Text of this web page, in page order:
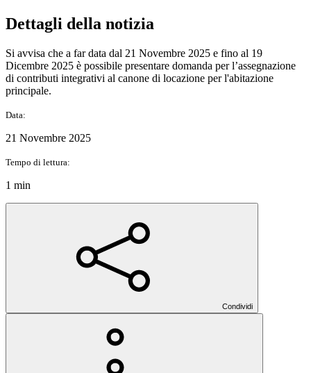
Dettagli della notizia
Si avvisa che a far data dal 21 Novembre 2025 e fino al 19
Dicembre 2025 è possibile presentare domanda per l’assegnazione
di contributi integrativi al canone di locazione per l'abitazione
principale.
Data:
21 Novembre 2025
Tempo di lettura:
1 min
Condividi